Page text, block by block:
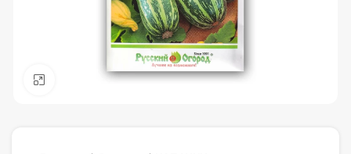
Нажмите, чтобы увеличить